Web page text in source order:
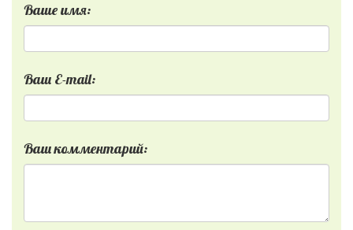
Ваше имя:
Ваш E-mail:
Ваш комментарий: